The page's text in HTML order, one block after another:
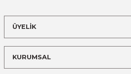
ÜYELİK
KURUMSAL